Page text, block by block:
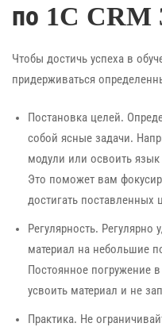
по 1C CRM
Чтобы достичь успеха в
придерживаться
Постановка целей.
собой ясные задачи.
модули или освоить
Это поможет вам
достигать поставленных
Регулярность. Регулярно
материал на небольшие
Постоянное погружение
усвоить материал и не
Практика. Не